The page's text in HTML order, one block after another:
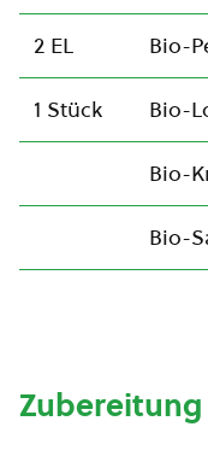
2 EL Bio-
1 Stück Bio-
Bio-
Bio-
Zubereitung